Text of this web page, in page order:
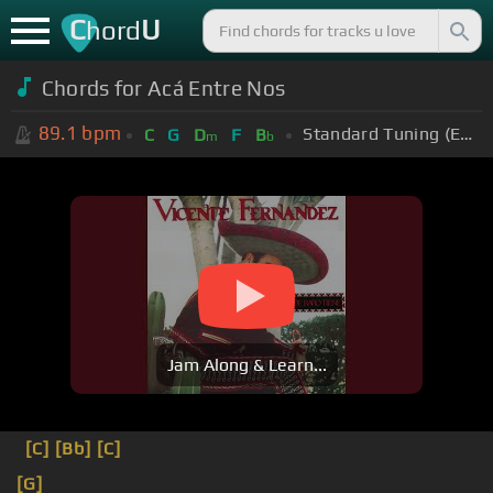
ChordU
Chords for Acá Entre Nos
89.1 bpm C G Dm F Bb Standard Tuning (EADGBE)
Jam Along & Learn...
[C] [Bb] [C]
[G]